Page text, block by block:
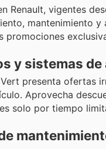
Renault, vigentes
mantenimiento
promociones
y sistemas de
presenta ofertas
Aprovecha
solo por tiempo